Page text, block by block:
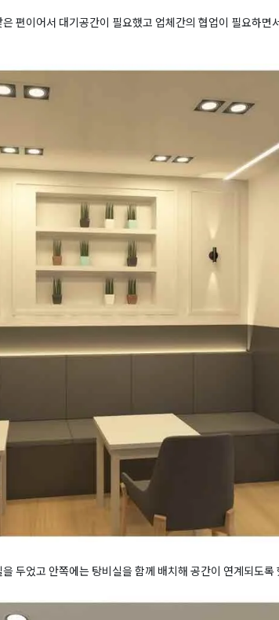
편이어서 대기공간이 필요했고 업체간의 협업이 필요하면
두었고 안쪽에는 탕비실을 함께 배치해 공간이 연계되도록